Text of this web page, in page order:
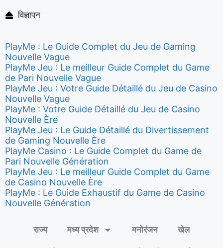
विज्ञापन
PlayMe : Le Guide Complet du Jeu de Gaming
Nouvelle Vague
PlayMe Jeu : Le meilleur Guide Complet du Game
de Pari Nouvelle Vague
PlayMe Jeu : Votre Guide Détaillé du Jeu de Casino
Nouvelle Vague
PlayMe : Votre Guide Détaillé du Jeu de Casino
Nouvelle Ère
PlayMe Jeu : Le Guide Détaillé du Divertissement
de Gaming Nouvelle Ère
PlayMe Casino : Le Guide Complet du Game de
Pari Nouvelle Génération
PlayMe Jeu : Le meilleur Guide Complet du Game
de Casino Nouvelle Ère
PlayMe : Le Guide Exhaustif du Game de Casino
Nouvelle Génération
राज्य मध्य प्रदेश मनोरंजन खेल